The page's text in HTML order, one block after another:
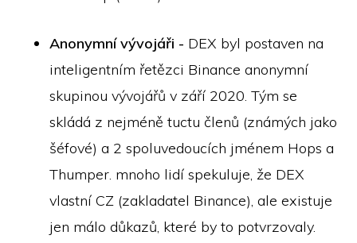
Anonymní vývojáři - DEX byl postaven na
inteligentním řetězci Binance anonymní
skupinou vývojářů v září 2020. Tým se
skládá z nejméně tuctu členů (známých jako
šéfové) a 2 spoluvedoucích jménem Hops a
Thumper. mnoho lidí spekuluje, že DEX
vlastní CZ (zakladatel Binance), ale existuje
jen málo důkazů, které by to potvrzovaly.